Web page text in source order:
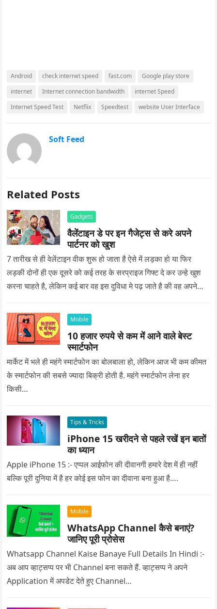
Android check internet speed fast.com
Google play store
internet
Internet connection bandwidth
internet Speed
Internet Speed Test
Netflix Speedtest website User Interface
Soft Feed
Related Posts
Gadgets
वैलेंटाइन डे पर इन गैजेट्स से करे अपने
पार्टनर को खुश
7 तारीख से ही वेलेंटाइन वीक शुरू हो जाता है ऐसे में लड़का हो या फिर
लड़की दोनों ही एक दूसरे को कई तरह के सरप्राइज गिफ्ट दे कर उन्हे खुश
करना चाहते है, लेकिन कई बार वह इस दुविधा मे पढ़ जाते है की वह अपने
Mobile
10 हजार रुपये से कम में आने वाले बेस्ट
स्मार्टफोन
मार्केट में भले ही महंगे स्मार्टफोन का बोलबाला हो, लेकिन आज भी कम कीमत
के स्मार्टफोन की सबसे ज्यादा बिक्री होती है. महंगे स्मार्टफोन लेना हर
किसी…
Tips & Tricks
iPhone 15 खरीदने से पहले रखें इन बातों
का ध्यान
Apple iPhone 15 :- एप्पल आईफोन की दीवानगी हमारे देश में ही नहीं
बल्कि पूरी दुनिया में है हर कोई इस फोन का दीवाना बना हुआ है….
Mobile
WhatsApp Channel कैसे बनाएं?
जानिए पूरी प्रोसेस
Whatsapp Channel Kaise Banaye Full Details In Hindi :-
अब आप व्हाट्सप्प पर भी Channel बना सकते हैं. व्हाट्सप्प ने अपने
Application में अपडेट देते हुए Channel…